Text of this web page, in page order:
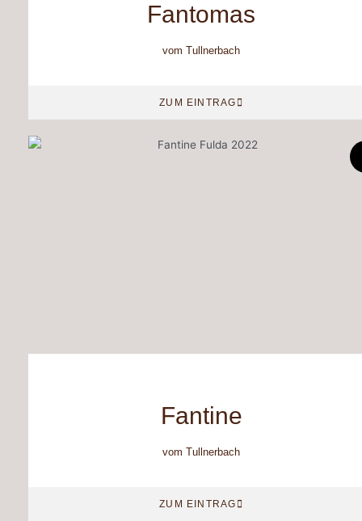
Fantomas
vom Tullnerbach
ZUM EINTRAG
Fantine
vom Tullnerbach
ZUM EINTRAG